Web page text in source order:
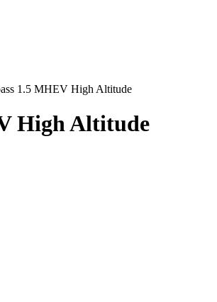
1.5 MHEV High Altitude
High Altitude